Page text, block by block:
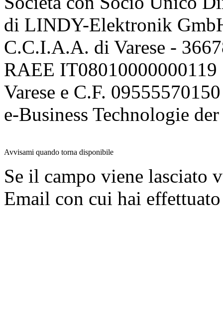
di LINDY-Elektronik
C.C.I.A.A. di Varese -
RAEE
Varese e C.F. 09555570150
e-Business Technologie
Avvisami quando torna disponibile
Se il campo viene lasciato
Email con cui hai